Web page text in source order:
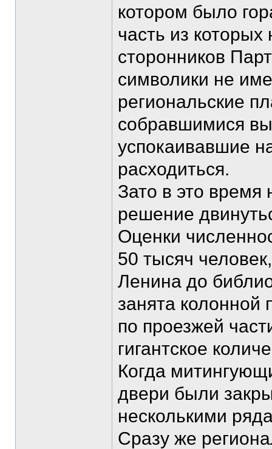
котором было
часть из
сторонников
символики не
региональские
собравшимися
успокаивавшие
расходиться.
Зато в это
решение
Оценки
50 тысяч
Ленина до
занята
по проезжей
гигантское
Когда
двери были
несколькими
Сразу же